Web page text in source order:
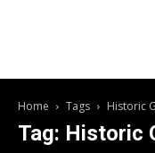
Home Tags Historic
Tag: Historic